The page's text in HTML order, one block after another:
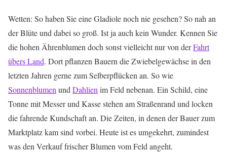
Wetten: So haben Sie eine Gladiole noch nie gesehen? So nah an
der Blüte und dabei so groß. Ist ja auch kein Wunder. Kennen Sie
die hohen Ährenblumen doch sonst vielleicht nur von derFahrt
übers Land. Dort pflanzen Bauern die Zwiebelgewächse in den
letzten Jahren gerne zum Selberpflücken an. So wie
Sonnenblumen und Dahlien im Feld nebenan. Ein Schild, eine
Tonne mit Messer und Kasse stehen am Straßenrand und locken
die fahrende Kundschaft an. Die Zeiten, in denen der Bauer zum
Marktplatz kam sind vorbei. Heute ist es umgekehrt, zumindest
was den Verkauf frischer Blumen vom Feld angeht.